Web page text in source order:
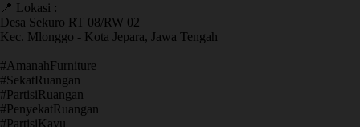
📍 Lokasi :
Desa Sekuro RT 08/RW 02
Kec. Mlonggo - Kota Jepara, Jawa Tengah
​#AmanahFurniture
​#SekatRuangan
​#PartisiRuangan
​#PenyekatRuangan
​#PartisiKayu